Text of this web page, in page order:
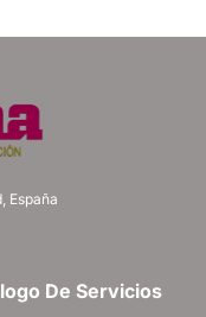
España
De Servicios